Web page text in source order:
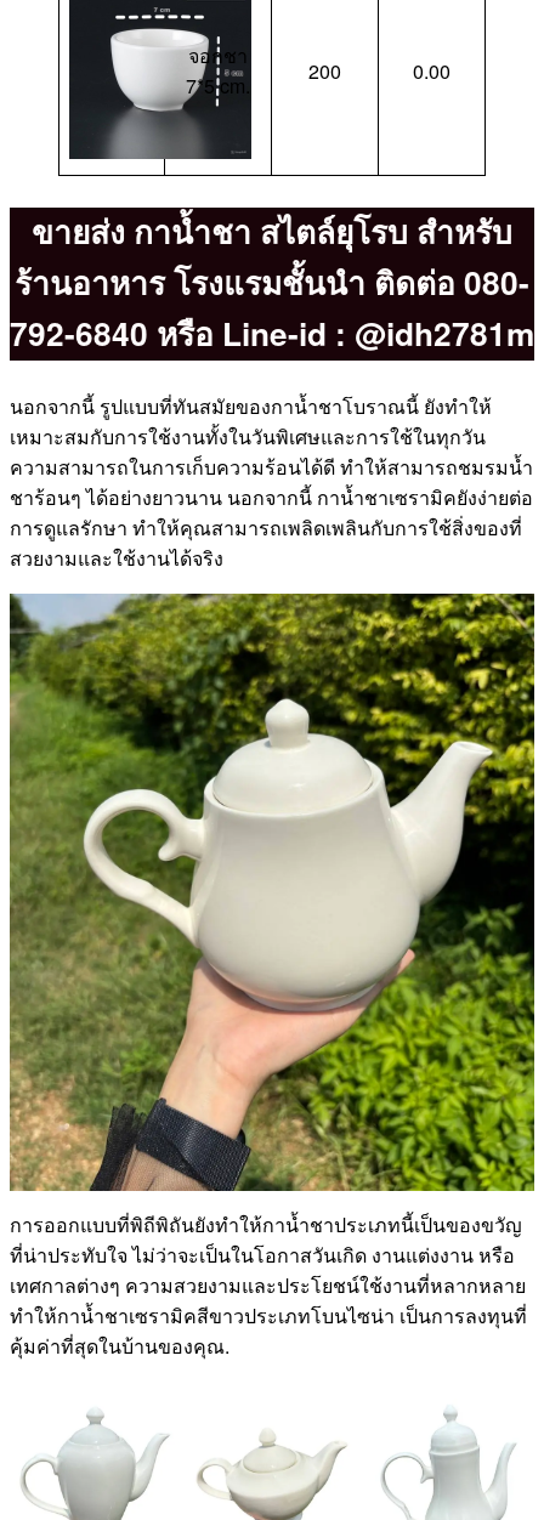
จอกชา
7*5 cm.
200 0.00
ขายส่ง กาน้ำชา สไตล์ยุโรบ สำหรับ
ร้านอาหาร โรงแรมชั้นนำ ติดต่อ 080-
792-6840 หรือ Line-id : @idh2781m
นอกจากนี้ รูปแบบที่ทันสมัยของกาน้ำชาโบราณนี้ ยังทำให้
เหมาะสมกับการใช้งานทั้งในวันพิเศษและการใช้ในทุกวัน
ความสามารถในการเก็บความร้อนได้ดี ทำให้สามารถชมรมน้ำ
ชาร้อนๆ ได้อย่างยาวนาน นอกจากนี้ กาน้ำชาเซรามิคยังง่ายต่อ
การดูแลรักษา ทำให้คุณสามารถเพลิดเพลินกับการใช้สิ่งของที่
สวยงามและใช้งานได้จริง
การออกแบบที่พิถีพิถันยังทำให้กาน้ำชาประเภทนี้เป็นของขวัญ
ที่น่าประทับใจ ไม่ว่าจะเป็นในโอกาสวันเกิด งานแต่งงาน หรือ
เทศกาลต่างๆ ความสวยงามและประโยชน์ใช้งานที่หลากหลาย
ทำให้กาน้ำชาเซรามิคสีขาวประเภทโบนไซน่า เป็นการลงทุนที่
คุ้มค่าที่สุดในบ้านของคุณ.